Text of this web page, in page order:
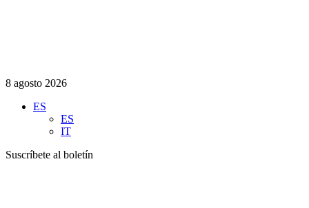
8 agosto 2026
ES
ES
IT
Suscríbete al boletín